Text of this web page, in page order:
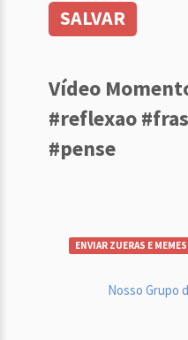
SALVAR
Vídeo
#reflexao
#pense
ENVIAR ZUERAS E MEMES
Nosso Grupo